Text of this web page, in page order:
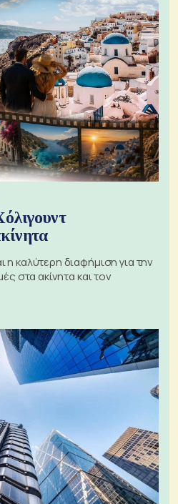
η καλύτερη διαφήμιση για την
στα ακίνητα και τον